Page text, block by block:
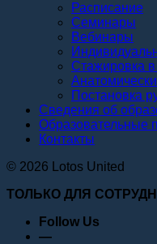
Расписание
Семинары
Вебинары
Стажировка
Постановка
Сведения об
Образовательные
Контакты
© 2026 Lotos United
ТОЛЬКО ДЛЯ
Follow Us
—